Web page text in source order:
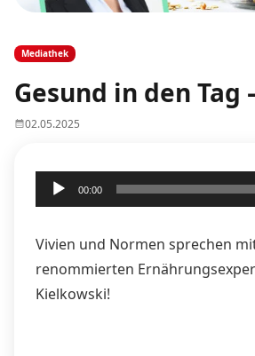
Mediathek
Gesund in den Tag
02.05.2025
Audio-
Player
00:00
Vivien und Normen sprechen
renommierten
Kielkowski!